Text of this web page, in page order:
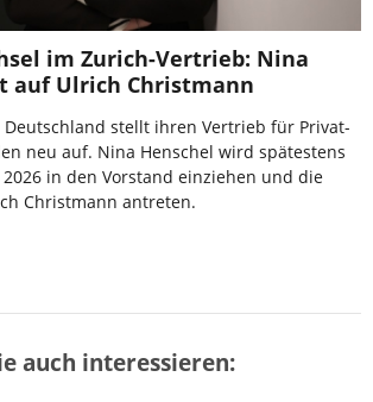
im Zurich-Vertrieb: Nina
auf Ulrich Christmann
Deutschland stellt ihren Vertrieb für Privat-
neu auf. Nina Henschel wird spätestens
in den Vorstand einziehen und die
Christmann antreten.
auch interessieren: